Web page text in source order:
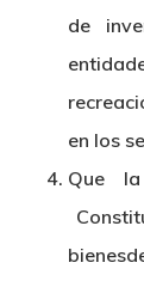
de
en los
Que